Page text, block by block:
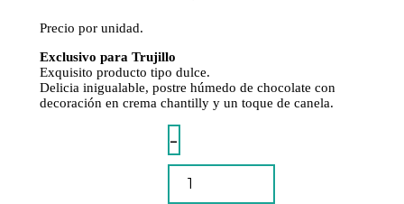
Precio por unidad.
Exclusivo para Trujillo
Exquisito producto tipo dulce.
Delicia inigualable, postre húmedo de chocolate con
decoración en crema chantilly y un toque de canela.
Tres
Leches
De
Chocolate
-